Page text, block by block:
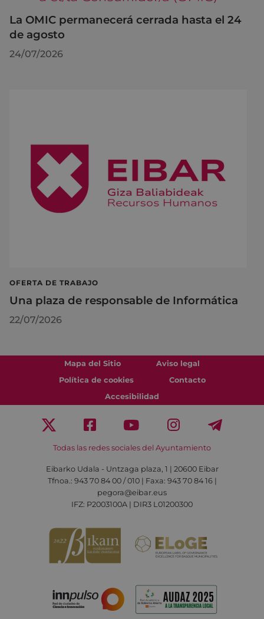
La OMIC permanecerá cerrada hasta el 24
de agosto
24/07/2026
OFERTA DE TRABAJO
Una plaza de responsable de Informática
22/07/2026
Mapa del Sitio
Aviso legal
Política de cookies
Contacto
Accesibilidad
Todas las redes sociales del Ayuntamiento
Eibarko Udala - Untzaga plaza, 1 | 20600 Eibar
Tfnoa.: 943 70 84 00 / 010 | Faxa: 943 70 84 16 |
pegora@eibar.eus
IFZ: P2003100A | DIR3 L01200300